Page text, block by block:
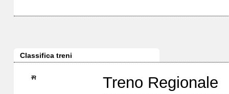
Classifica treni
Treno Regionale